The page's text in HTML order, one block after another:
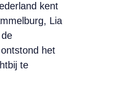
kent
Lia
het
te